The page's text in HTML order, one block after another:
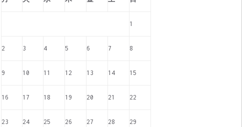
1
2 3 4 5 6 7 8
9 10 11 12 13 14 15
16 17 18 19 20 21 22
23 24 25 26 27 28 29